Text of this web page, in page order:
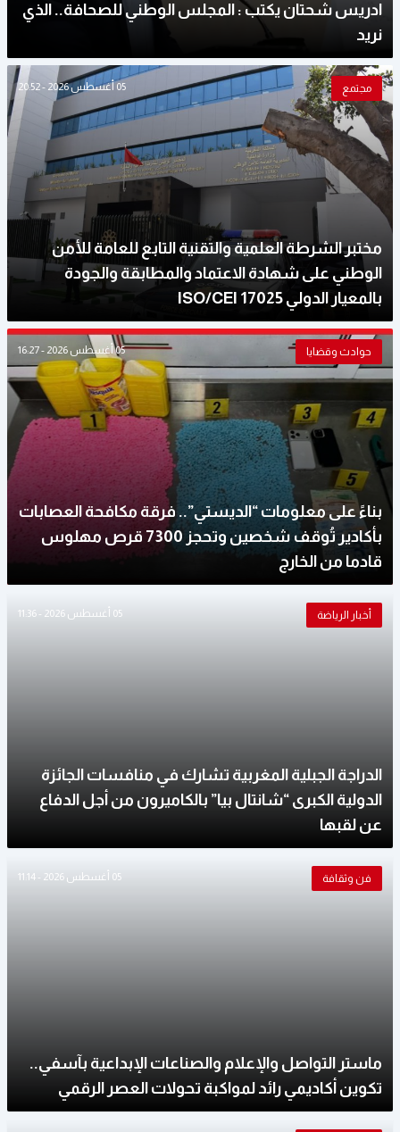
ادريس شحتان يكتب : المجلس الوطني للصحافة.. الذي
نريد
مجتمع 05 أغسطس 2026 - 20:52
مختبر الشرطة العلمية والتقنية التابع للعامة للأمن
الوطني على شهادة الاعتماد والمطابقة والجودة
بالمعيار الدولي ISO/CEI 17025
حوادث وقضايا 05 أغسطس 2026 - 16:27
بناءً على معلومات “الديستي”.. فرقة مكافحة العصابات
بأكادير تُوقف شخصين وتحجز 7300 قرص مهلوس
قادما من الخارج
أخبار الرياضة 05 أغسطس 2026 - 11:36
الدراجة الجبلية المغربية تشارك في منافسات الجائزة
الدولية الكبرى “شانتال بيا” بالكاميرون من أجل الدفاع
عن لقبها
فن وثقافة 05 أغسطس 2026 - 11:14
ماستر التواصل والإعلام والصناعات الإبداعية بآسفي..
تكوين أكاديمي رائد لمواكبة تحولات العصر الرقمي